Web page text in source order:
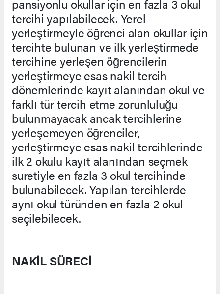
pansiyonlu okullar için en fazla 3 okul
tercihi yapılabilecek. Yerel
yerleştirmeyle öğrenci alan okullar için
tercihte bulunan ve ilk yerleştirmede
tercihine yerleşen öğrencilerin
yerleştirmeye esas nakil tercih
dönemlerinde kayıt alanından okul ve
farklı tür tercih etme zorunluluğu
bulunmayacak ancak tercihlerine
yerleşemeyen öğrenciler,
yerleştirmeye esas nakil tercihlerinde
ilk 2 okulu kayıt alanından seçmek
suretiyle en fazla 3 okul tercihinde
bulunabilecek. Yapılan tercihlerde
aynı okul türünden en fazla 2 okul
seçilebilecek.
NAKİL SÜRECİ